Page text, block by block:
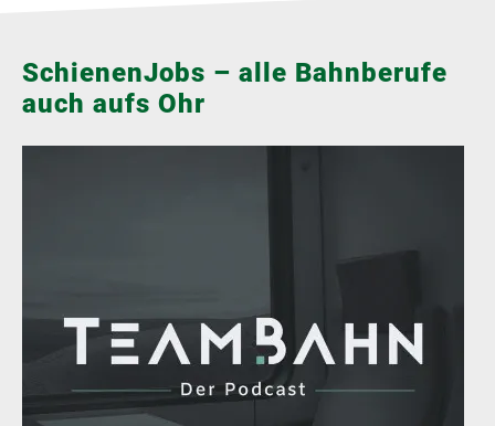
SchienenJobs – alle Bahnberufe
auch aufs Ohr